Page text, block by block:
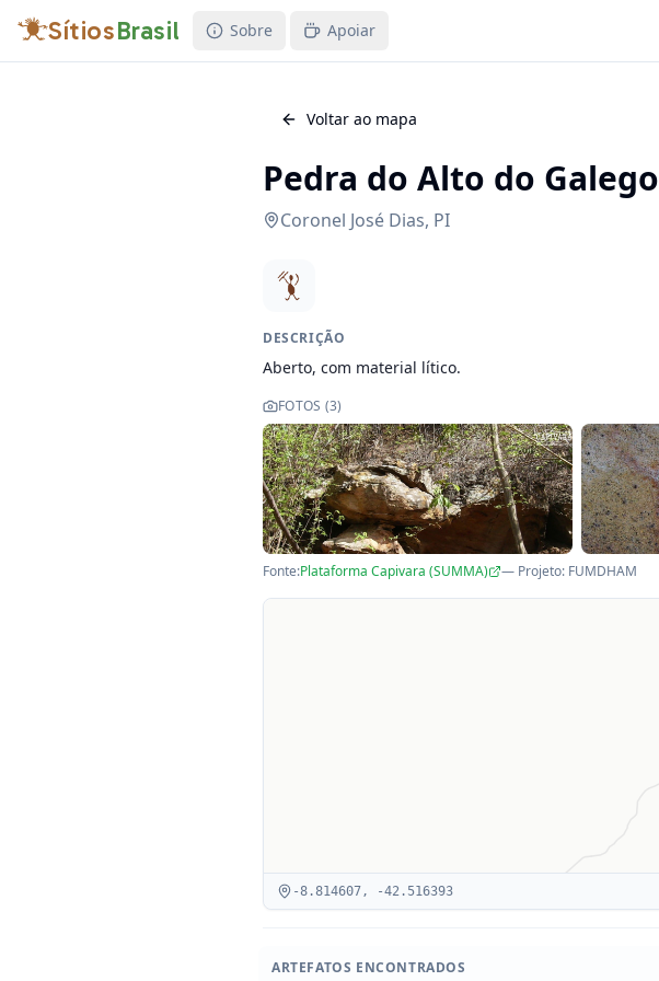
SítiosBrasil Sobre Apoiar
Voltar ao mapa
Pedra do Alto do Galego
Coronel José Dias, PI
DESCRIÇÃO
Aberto, com material lítico.
FOTOS (3)
Fonte:Plataforma Capivara (SUMMA) — Projeto: FUMDHAM
-8.814607, -42.516393
ARTEFATOS ENCONTRADOS